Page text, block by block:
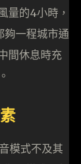
量的4小時，
夠一程城市通
間休息時充
模式不及其